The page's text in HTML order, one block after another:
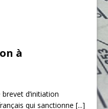
à
brevet d’initiation
qui sanctionne[...]